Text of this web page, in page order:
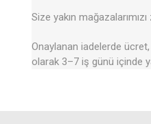
Size yakın
Onaylanan iadelerde
olarak 3–7 iş günü içinde